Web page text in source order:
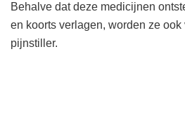
Behalve dat deze medicijnen
en koorts verlagen, worden ze
pijnstiller.